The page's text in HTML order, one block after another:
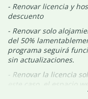
- Renovar licencia y
descuento
- Renovar solo
del 50%
programa seguirá
sin actualizaciones.
- Renovar la licencia
este caso, el espacio
tanto, los sitios ya no